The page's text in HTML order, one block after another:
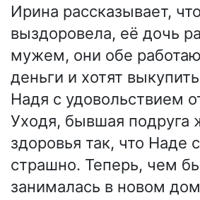
Ирина рассказывает, что
выздоровела, её дочь
мужем, они обе
деньги и хотят
Надя с удовольствием
Уходя, бывшая подруга
здоровья так, что Наде
страшно. Теперь, чем
занималась в новом